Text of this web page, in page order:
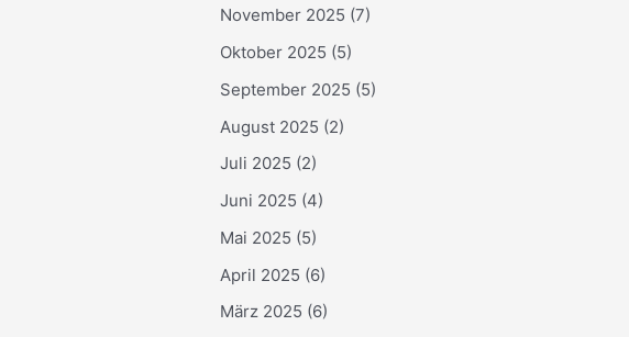
November 2025 (7)
Oktober 2025 (5)
September 2025 (5)
August 2025 (2)
Juli 2025 (2)
Juni 2025 (4)
Mai 2025 (5)
April 2025 (6)
März 2025 (6)